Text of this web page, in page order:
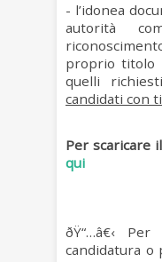
- l’idonea
autorità
proprio titolo
quelli
candidati con
Per scaricare
qui
ðŸ“…â€‹ Per
candidatura o